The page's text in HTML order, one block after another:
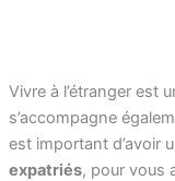
Vivre à l’étranger est
s’accompagne
est important d’avoir
expatriés, pour vous